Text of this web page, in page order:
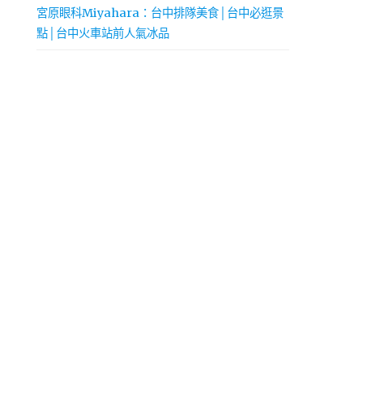
宮原眼科Miyahara：台中排隊美食│台中必逛景
點│台中火車站前人氣冰品